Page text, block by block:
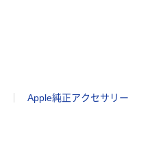
Apple純正アクセサリー